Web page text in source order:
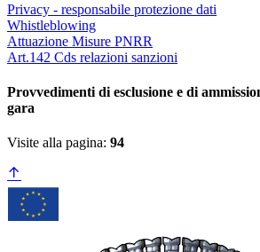
Privacy - responsabile protezione dati
Whistleblowing
Attuazione Misure PNRR
Art.142 Cds relazioni sanzioni
Provvedimenti di esclusione e di
gara
Visite alla pagina: 94